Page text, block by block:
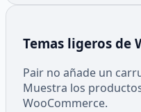
Temas ligeros de
Pair no añade un
Muestra los
WooCommerce.